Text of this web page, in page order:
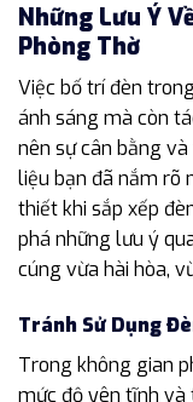
Những Lưu Ý
Phòng Thờ
Việc bố trí đèn
ánh sáng mà còn
nên sự cân bằng
liệu bạn đã nắm rõ
thiết khi sắp xếp
phá những lưu ý
cúng vừa hài hòa,
Tránh Sử Dụng
Trong không gian
mức độ yên tĩnh